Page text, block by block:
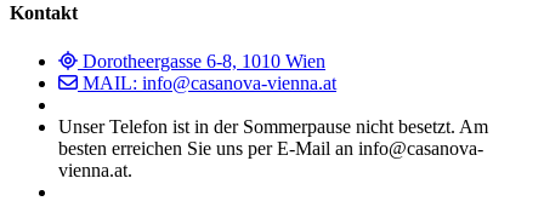
Kontakt
Dorotheergasse 6-8, 1010 Wien
MAIL: info@casanova-vienna.at
Unser Telefon ist in der Sommerpause nicht besetzt. Am
besten erreichen Sie uns per E-Mail an info@casanova-
vienna.at.